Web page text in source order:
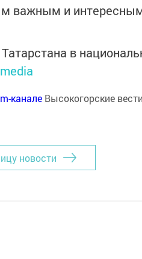
важным и
в
канале Высокогорские вести
новости